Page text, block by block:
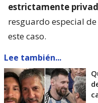
estrictamente
resguardo especial
este caso.
Lee también...